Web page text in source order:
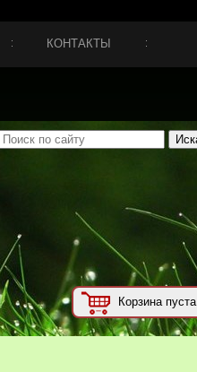
КОНТАКТЫ
Корзина пуста